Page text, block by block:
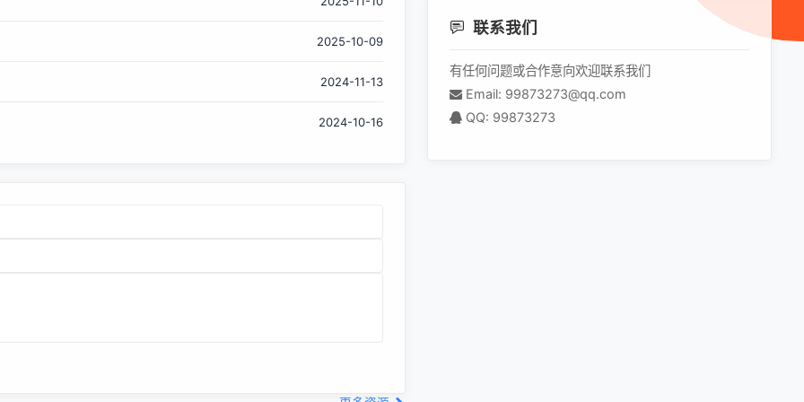
在 2006 年、3 月 1 号更新之前以及更新后的样子： 2006 年
公司 Canonical 公司所资助架设的网站，是一个提供维护、支
2025-10-09
2024-11-13
2024-10-16
联系我们
有任何问题或合作意向欢迎联系我们
Email: 99873273@qq.com
QQ: 99873273